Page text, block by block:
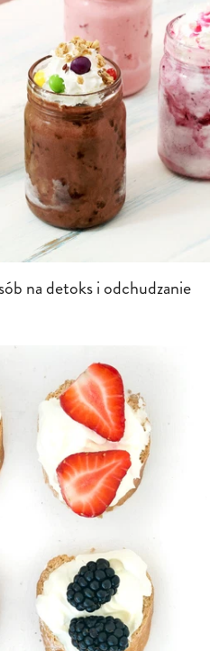
na detoks i odchudzanie